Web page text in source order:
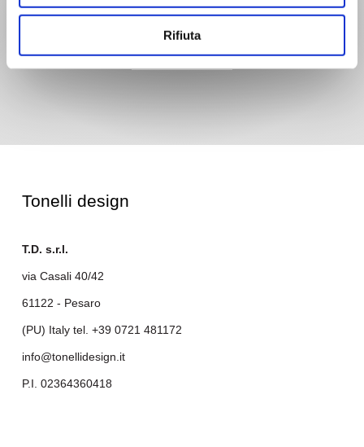
Rifiuta
find our stores
Tonelli design
T.D. s.r.l.
via Casali 40/42
61122 - Pesaro
(PU) Italy tel. +39 0721 481172
info@tonellidesign.it
P.I. 02364360418